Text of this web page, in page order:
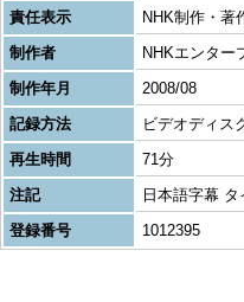
責任表示
NHK制作・著
制作者
NHKエンター
制作年月
2008/08
記録方法
ビデオディス
再生時間
71分
注記
日本語字幕
登録番号
1012395